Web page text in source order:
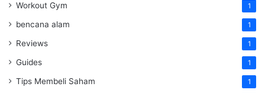
Workout Gym 1
bencana alam 1
Reviews 1
Guides 1
Tips Membeli Saham 1